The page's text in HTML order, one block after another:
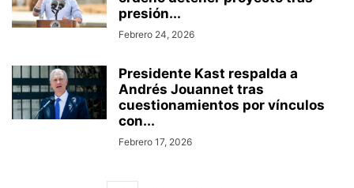
presión...
Febrero 24, 2026
Presidente Kast respalda a
Andrés Jouannet tras
cuestionamientos por vínculos
con...
Febrero 17, 2026